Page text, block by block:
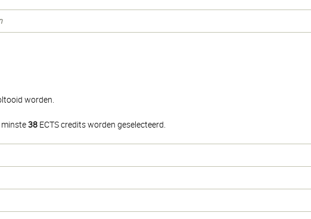
worden.
minste38 ECTS credits worden geselecteerd.